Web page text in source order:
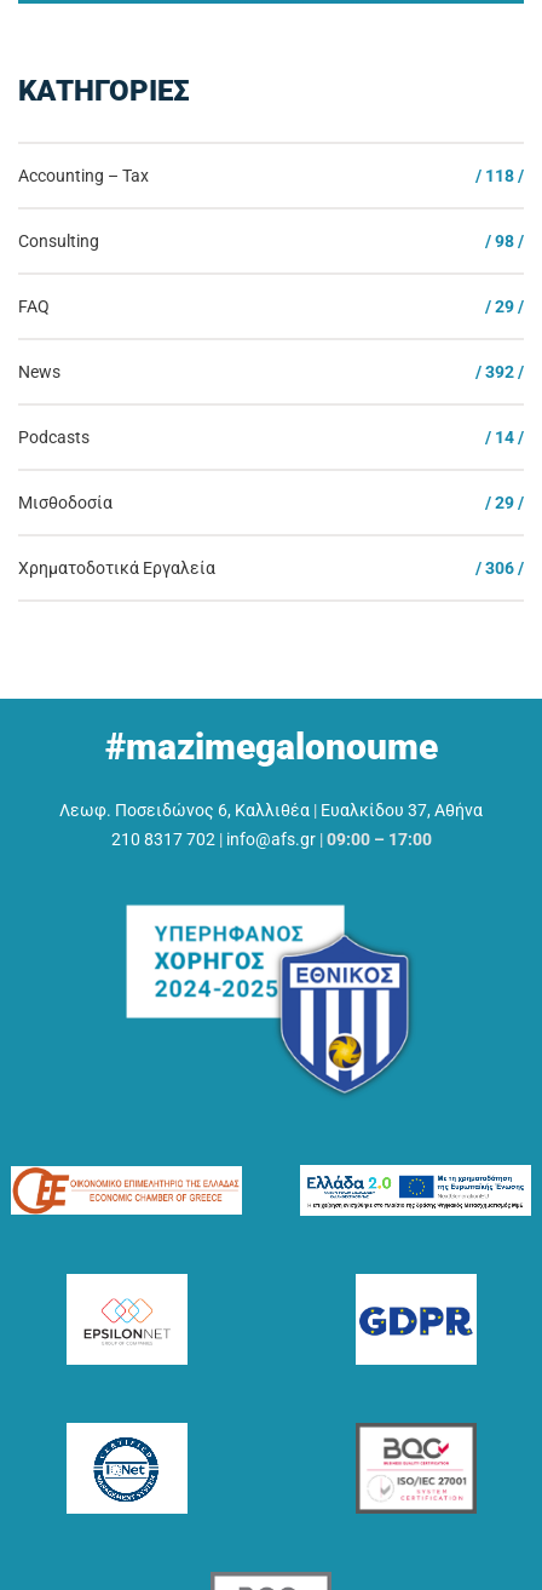
ΚΑΤΗΓΟΡΙΕΣ
Accounting – Tax / 118 /
Consulting / 98 /
FAQ / 29 /
News / 392 /
Podcasts / 14 /
Μισθοδοσία / 29 /
Χρηματοδοτικά Εργαλεία / 306 /
#mazimegalonoume
Λεωφ. Ποσειδώνος 6, Καλλιθέα | Ευαλκίδου 37, Αθήνα
210 8317 702 | info@afs.gr|09:00 – 17:00